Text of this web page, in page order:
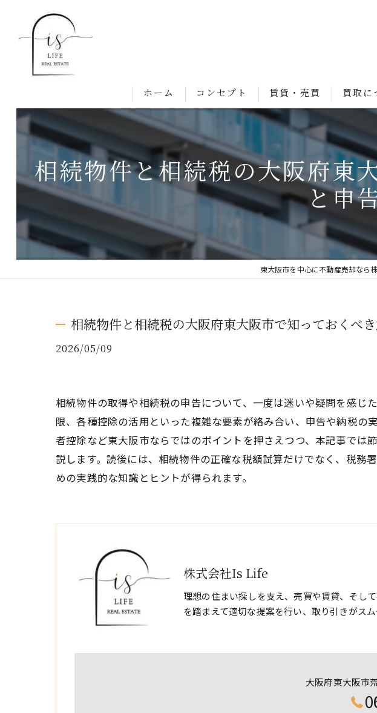
ホーム コンセプト 賃貸・売買 買取に
相続物件と相続税の大阪府東
と申
東大阪市を中心に不動産売却なら
相続物件と相続税の大阪府東大阪市で知っておくべ
2026/05/09
相続物件の取得や相続税の申告について、一度は迷いや疑問を感
限、各種控除の活用といった複雑な要素が絡み合い、申告や納税
者控除など東大阪市ならではのポイントを押さえつつ、本記事で
説します。読後には、相続物件の正確な税額試算だけでなく、税務
めの実践的な知識とヒントが得られます。
株式会社Is Life
理想の住まい探しを支え、売買や賃貸、そし
を踏まえて適切な提案を行い、取り引きがス
大阪府東大阪市